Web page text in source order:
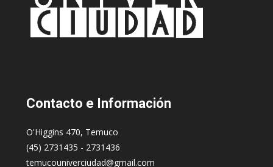
Contacto e Información
O'Higgins 470, Temuco
(45) 2731435 - 2731436
temucouniverciudad@gmail.com